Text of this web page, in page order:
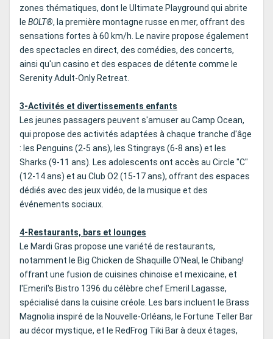
zones thématiques, dont le Ultimate Playground qui abrite
le BOLT®, la première montagne russe en mer, offrant des
sensations fortes à 60 km/h. Le navire propose également
des spectacles en direct, des comédies, des concerts,
ainsi qu'un casino et des espaces de détente comme le
Serenity Adult-Only Retreat.
3-Activités et divertissements enfants
Les jeunes passagers peuvent s'amuser au Camp Ocean,
qui propose des activités adaptées à chaque tranche d'âge
: les Penguins (2-5 ans), les Stingrays (6-8 ans) et les
Sharks (9-11 ans). Les adolescents ont accès au Circle "C"
(12-14 ans) et au Club O2 (15-17 ans), offrant des espaces
dédiés avec des jeux vidéo, de la musique et des
événements sociaux.
4-Restaurants, bars et lounges
Le Mardi Gras propose une variété de restaurants,
notamment le Big Chicken de Shaquille O'Neal, le Chibang!
offrant une fusion de cuisines chinoise et mexicaine, et
l'Emeril's Bistro 1396 du célèbre chef Emeril Lagasse,
spécialisé dans la cuisine créole. Les bars incluent le Brass
Magnolia inspiré de la Nouvelle-Orléans, le Fortune Teller Bar
au décor mystique, et le RedFrog Tiki Bar à deux étages,